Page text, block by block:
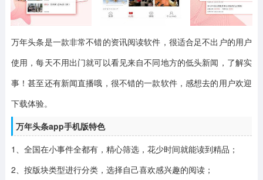
万年头条是一款非常不错的资讯阅读软件，很适合足不出户的用户
使用，每天不用出门就可以看见来自不同地方的低头新闻，了解实
事！甚至还有新闻直播哦，很不错的一款软件，感想去的用户欢迎
下载体验。
万年头条app手机版特色
1、全国在小事件全都有，精心筛选，花少时间就能读到精品；
2、按版块类型进行分类，选择自己喜欢感兴趣的阅读；